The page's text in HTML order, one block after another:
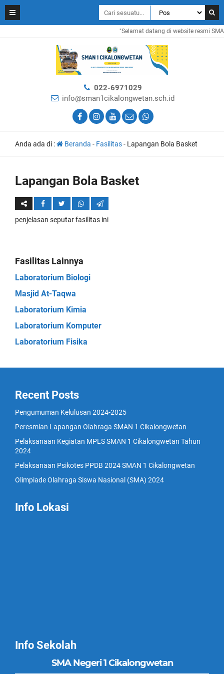
"Selamat datang di website resmi
022-6971029
info@sman1cikalongwetan.sch.id
Anda ada di : Beranda - Fasilitas- Lapangan Bola Basket
Lapangan Bola Basket
penjelasan seputar fasilitas ini
Fasilitas Lainnya
Laboratorium Biologi
Masjid At-Taqwa
Laboratorium Kimia
Laboratorium Komputer
Laboratorium Fisika
Recent Posts
Pengumuman Kelulusan 2024-2025
Peresmian Lapangan Olahraga SMAN 1 Cikalongwetan
Pelaksanaan Kegiatan MPLS SMAN 1 Cikalongwetan Tahun
2024
Pelaksanaan Psikotes PPDB 2024 SMAN 1 Cikalongwetan
Olimpiade Olahraga Siswa Nasional (SMA) 2024
Info Lokasi
Info Sekolah
SMA Negeri 1 Cikalongwetan